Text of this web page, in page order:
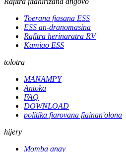
Toerana fiasana ESS
ESS an-dranomasina
Rafitra herinaratra RV
Kamiao ESS
tolotra
MANAMPY
Antoka
FAQ
DOWNLOAD
politika fiarovana fiainan'olona
hijery
Momba anay